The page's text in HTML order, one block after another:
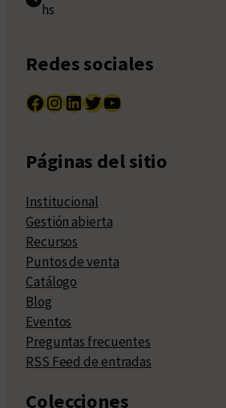
hs
Redes sociales
Facebook InstagramLinkedIn Twitter YouTube
Páginas del sitio
Institucional
Gestión abierta
Recursos
Puntos de venta
Catálogo
Blog
Eventos
Preguntas frecuentes
RSS Feed de entradas
Colecciones